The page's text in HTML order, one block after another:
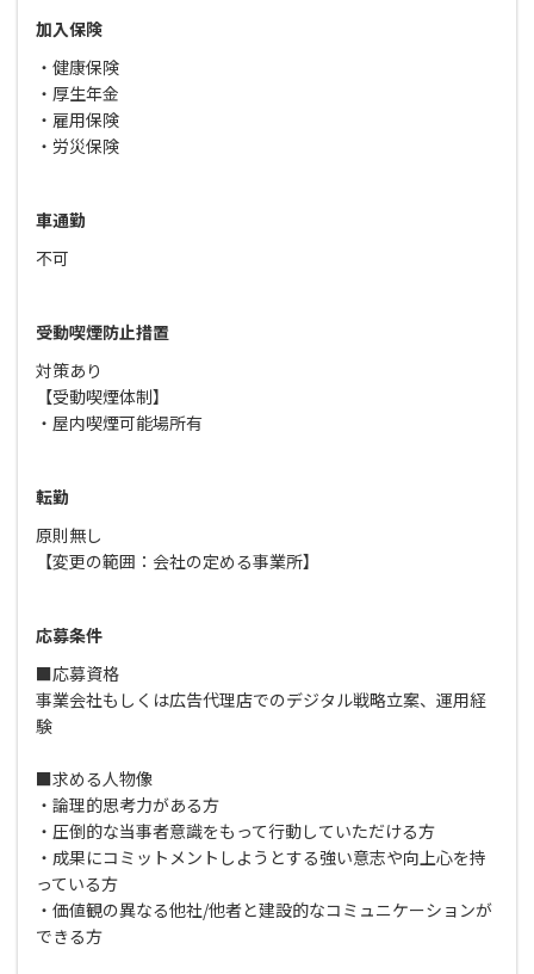
加入保険
・健康保険
・厚生年金
・雇用保険
・労災保険
車通勤
不可
受動喫煙防止措置
対策あり
【受動喫煙体制】
・屋内喫煙可能場所有
転勤
原則無し
【変更の範囲：会社の定める事業所】
応募条件
■応募資格
事業会社もしくは広告代理店でのデジタル戦略立案、運用経
験
■求める人物像
・論理的思考力がある方
・圧倒的な当事者意識をもって行動していただける方
・成果にコミットメントしようとする強い意志や向上心を持
っている方
・価値観の異なる他社/他者と建設的なコミュニケーションが
できる方